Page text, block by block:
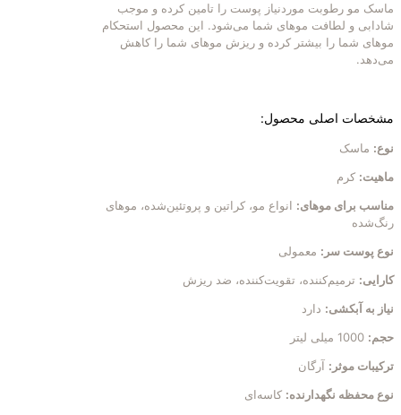
ماسک مو رطوبت موردنیاز پوست را تامین کرده و موجب
شادابی و لطافت موهای شما می‌شود. این محصول استحکام
موهای شما را بیشتر کرده و ریزش موهای شما را کاهش
می‌دهد.
مشخصات اصلی محصول:
نوع: ماسک
ماهیت: کرم
مناسب برای موهای: انواع مو، کراتین و پروتئین‌شده، موهای
رنگ‌شده
نوع پوست سر: معمولی
کارایی: ترمیم‌کننده، تقویت‌کننده، ضد ریزش
نیاز به آبکشی: دارد
حجم:
ترکیبات موثر: آرگان
نوع محفظه نگهدارنده: کاسه‌ای